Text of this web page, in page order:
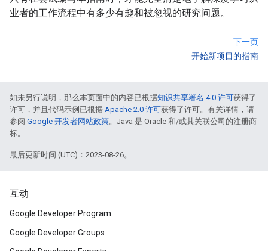
业者的工作流程中有多少有趣和被忽视的研究问题。
下一页
开始新项目的指南
如未另行说明，那么本页面中的内容已根据知识共享署名 4.0 许可获得了
许可，并且代码示例已根据 Apache 2.0 许可获得了许可。有关详情，请
参阅 Google 开发者网站政策。Java 是 Oracle 和/或其关联公司的注册商
标。
最后更新时间 (UTC)：2023-08-26。
互动
Google Developer Program
Google Developer Groups